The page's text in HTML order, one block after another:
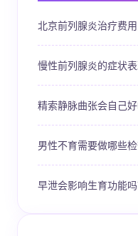
北京前列腺炎治疗费
慢性前列腺炎的症状
精索静脉曲张会自己
男性不育需要做哪些
早泄会影响生育功能